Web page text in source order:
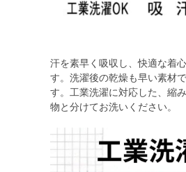
汗を素早く吸収し、快適な着
す。洗濯後の乾燥も早い素材
す。工業洗濯に対応した、縮
物と分けてお洗いください。